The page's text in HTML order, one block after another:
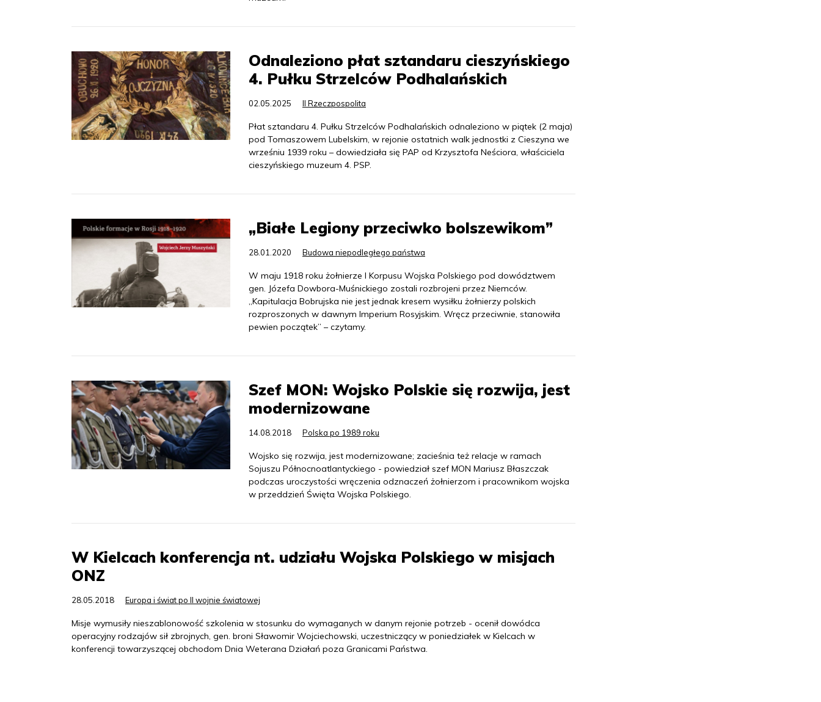
Odnaleziono płat sztandaru cieszyńskiego
4. Pułku Strzelców Podhalańskich
02.05.2025 II Rzeczpospolita
Płat sztandaru 4. Pułku Strzelców Podhalańskich odnaleziono w piątek (2 maja)
pod Tomaszowem Lubelskim, w rejonie ostatnich walk jednostki z Cieszyna we
wrześniu 1939 roku – dowiedziała się PAP od Krzysztofa Neściora, właściciela
cieszyńskiego muzeum 4. PSP.
„Białe Legiony przeciwko bolszewikom”
28.01.2020 Budowa niepodległego państwa
W maju 1918 roku żołnierze I Korpusu Wojska Polskiego pod dowództwem
gen. Józefa Dowbora-Muśnickiego zostali rozbrojeni przez Niemców.
„Kapitulacja Bobrujska nie jest jednak kresem wysiłku żołnierzy polskich
rozproszonych w dawnym Imperium Rosyjskim. Wręcz przeciwnie, stanowiła
pewien początek” – czytamy.
Szef MON: Wojsko Polskie się rozwija, jest
modernizowane
14.08.2018 Polska po 1989 roku
Wojsko się rozwija, jest modernizowane; zacieśnia też relacje w ramach
Sojuszu Północnoatlantyckiego - powiedział szef MON Mariusz Błaszczak
podczas uroczystości wręczenia odznaczeń żołnierzom i pracownikom wojska
w przeddzień Święta Wojska Polskiego.
W Kielcach konferencja nt. udziału Wojska Polskiego w misjach
ONZ
28.05.2018 Europa i świat po II wojnie światowej
Misje wymusiły nieszablonowość szkolenia w stosunku do wymaganych w danym rejonie potrzeb - ocenił dowódca
operacyjny rodzajów sił zbrojnych, gen. broni Sławomir Wojciechowski, uczestniczący w poniedziałek w Kielcach w
konferencji towarzyszącej obchodom Dnia Weterana Działań poza Granicami Państwa.